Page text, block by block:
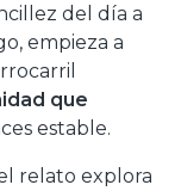
del día a
empieza a
que
estable.
relato explora